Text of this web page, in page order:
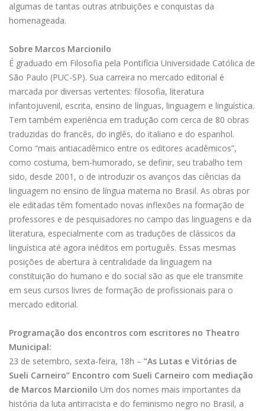
algumas de tantas outras atribuições e conquistas da
homenageada.
Sobre Marcos Marcionilo
É graduado em Filosofia pela Pontifícia Universidade Católica de
São Paulo (PUC-SP). Sua carreira no mercado editorial é
marcada por diversas vertentes: filosofia, literatura
infantojuvenil, escrita, ensino de línguas, linguagem e linguística.
Tem também experiência em tradução com cerca de 80 obras
traduzidas do francês, do inglês, do italiano e do espanhol.
Como “mais antiacadêmico entre os editores acadêmicos”,
como costuma, bem-humorado, se definir, seu trabalho tem
sido, desde 2001, o de introduzir os avanços das ciências da
linguagem no ensino de língua materna no Brasil. As obras por
ele editadas têm fomentado novas inflexões na formação de
professores e de pesquisadores no campo das linguagens e da
literatura, especialmente com as traduções de clássicos da
linguística até agora inéditos em português. Essas mesmas
posições de abertura à centralidade da linguagem na
constituição do humano e do social são as que ele transmite
em seus cursos livres de formação de profissionais para o
mercado editorial.
Programação dos encontros com escritores no Theatro
Municipal:
23 de setembro, sexta-feira, 18h – “As Lutas e Vitórias de
Sueli Carneiro” Encontro com Sueli Carneiro com mediação
de Marcos Marcionilo Um dos nomes mais importantes da
história da luta antirracista e do feminismo negro no Brasil, a